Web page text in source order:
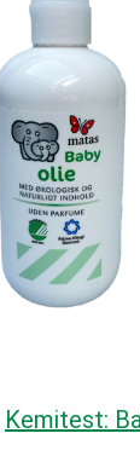
Kemitest: